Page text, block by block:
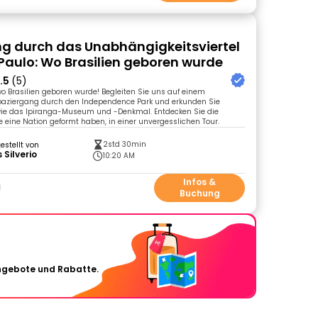
durch das Unabhängigkeitsviertel
Wo Brasilien geboren wurde
(5)
Brasilien geboren wurde! Begleiten Sie uns auf einem
durch den Independence Park und erkunden Sie
das Ipiranga-Museum und -Denkmal. Entdecken Sie die
eine Nation geformt haben, in einer unvergesslichen Tour.
von
Silverio
2std 30min
10:20 AM
Infos &
Buchung
und Rabatte.